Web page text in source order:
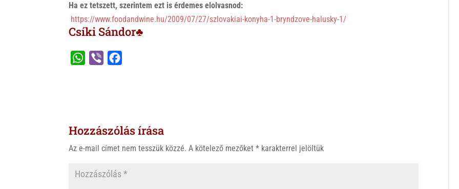
Ha ez tetszett, szerintem ezt is érdemes elolvasnod:
https://www.foodandwine.hu/2009/07/27/szlovakiai-konyha-1-bryndzove-halusky-1/
Csíki Sándor♣
W
A
o
Hozzászólás írása
Az e-mail címet nem tesszük közzé. A kötelező mezőket* karakterrel jelöltük